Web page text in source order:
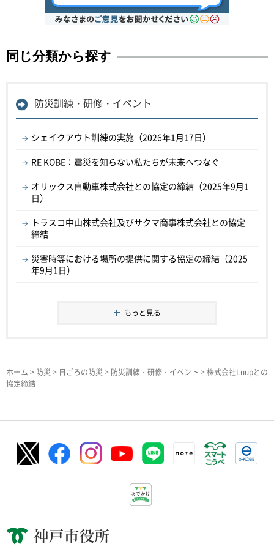
同じ分類から探す
防災訓練・研修・イベント
シェイクアウト訓練の実施（2026年1月17日）
RE KOBE：震災を知らない私たちが未来へつなぐ
オリックス自動車株式会社との協定の締結（2025年9月1
日）
トラスコ中山株式会社及びサクマ商事株式会社との協定
締結
災害時等における場所の提供に関する協定の締結（2025
年9月1日）
もっと見る
ホーム > 防災 > 日ごろの防災 > 防災訓練・研修・イベント > 株式会社Luupとの
協定締結
神戸市役所